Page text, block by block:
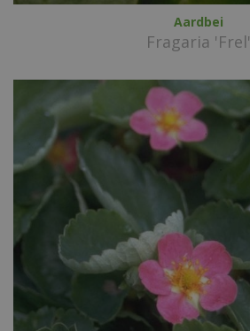
Aardbei
Fragaria 'Frel'